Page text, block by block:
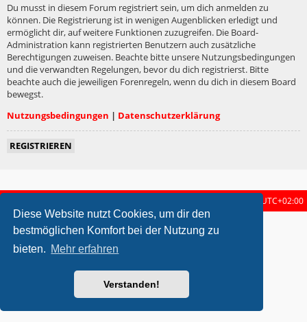
Diese Website nutzt Cookies, um dir den
bestmöglichen Komfort bei der Nutzung zu
bieten. Mehr erfahren
Verstanden!
Du musst in diesem Forum registriert sein, um dich anmelden zu
können. Die Registrierung ist in wenigen Augenblicken erledigt und
ermöglicht dir, auf weitere Funktionen zuzugreifen. Die Board-
Administration kann registrierten Benutzern auch zusätzliche
Berechtigungen zuweisen. Beachte bitte unsere Nutzungsbedingungen
und die verwandten Regelungen, bevor du dich registrierst. Bitte
beachte auch die jeweiligen Forenregeln, wenn du dich in diesem Board
bewegst.
Nutzungsbedingungen | Datenschutzerklärung
REGISTRIEREN
UTC+02:00
metrolike style by Eric Seguin Updated for phpBB3.2 by
Powered byphpBB ® Forum Software © phpBB Limited
Deutsche Übersetzung durch